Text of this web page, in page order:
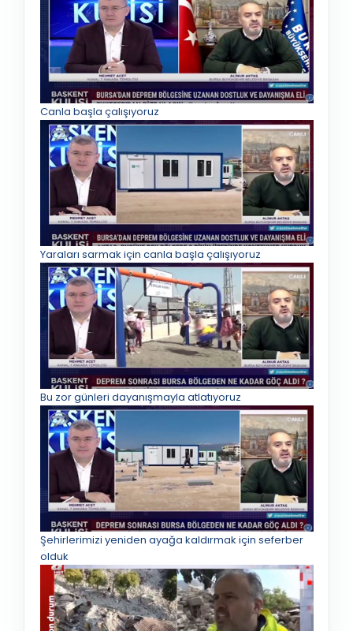
Canla başla çalışıyoruz
Yaraları sarmak için canla başla çalışıyoruz
Bu zor günleri dayanışmayla atlatıyoruz
Şehirlerimizi yeniden ayağa kaldırmak için seferber
olduk